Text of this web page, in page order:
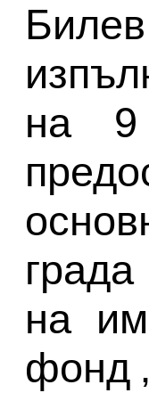
на 9
на
фонд